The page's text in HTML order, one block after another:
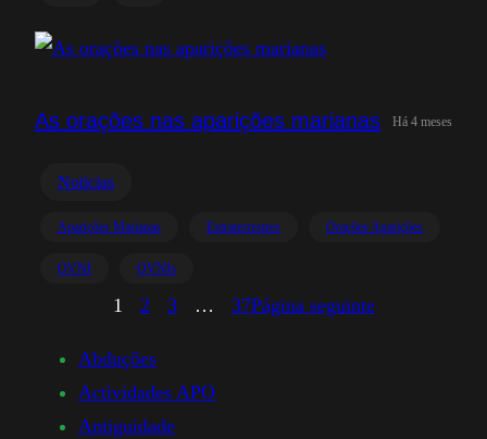
As orações nas aparições marianas Há 4 meses
Noticias
Aparições Marianas Extraterrestres Orações Aparições
OVNI OVNIs
1 2 3 … 37Página seguinte
Abduções
Actividades APO
Antiguidade